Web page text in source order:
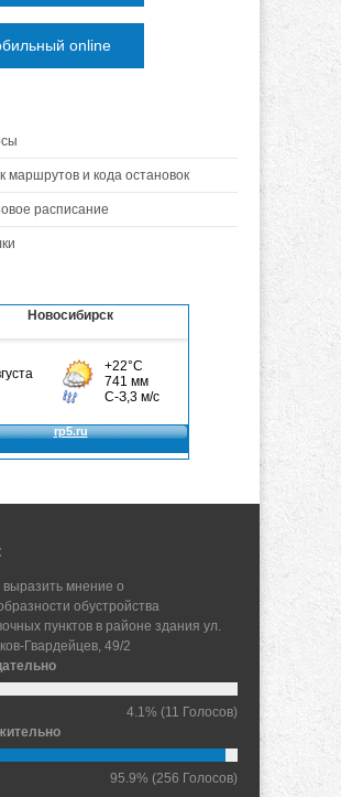
online
маршрутов и кода остановок
расписание
Новосибирск
мнение о
обустройства
пунктов в районе здания ул.
Гвардейцев, 49/2
4.1% (11 Голосов)
95.9% (256 Голосов)